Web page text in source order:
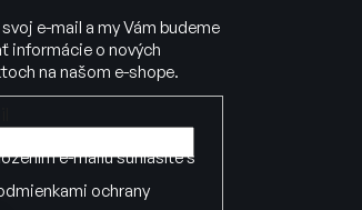
e-mail a my Vám budeme
informácie o nových
na našom e-shope.
e-mailu súhlasíte s
ochrany